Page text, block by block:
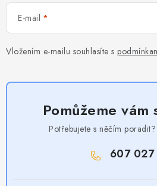
E-mail
Vložením e-mailu souhlasíte s
Pomůžeme vám
Potřebujete s něčím poradit?
607